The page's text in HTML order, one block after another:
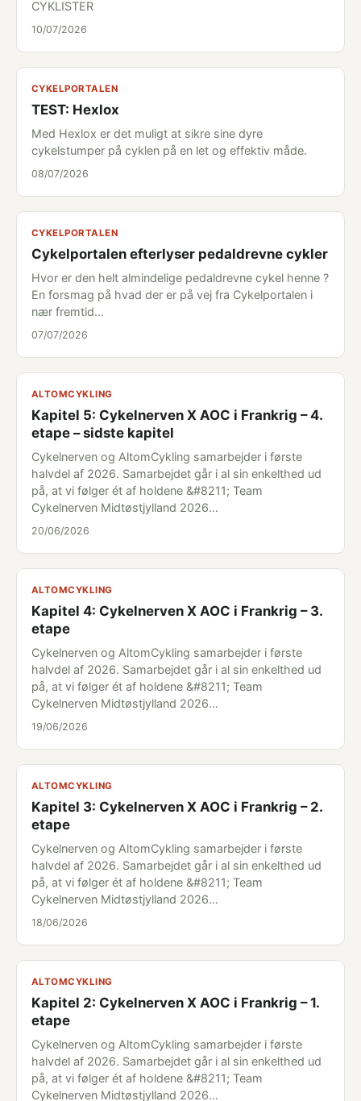
CYKLISTER
10/07/2026
CYKELPORTALEN
TEST: Hexlox
Med Hexlox er det muligt at sikre sine dyre
cykelstumper på cyklen på en let og effektiv måde.
08/07/2026
CYKELPORTALEN
Cykelportalen efterlyser pedaldrevne cykler
Hvor er den helt almindelige pedaldrevne cykel henne ?
En forsmag på hvad der er på vej fra Cykelportalen i
nær fremtid...
07/07/2026
ALTOMCYKLING
Kapitel 5: Cykelnerven X AOC i Frankrig – 4.
etape – sidste kapitel
Cykelnerven og AltomCykling samarbejder i første
halvdel af 2026. Samarbejdet går i al sin enkelthed ud
på, at vi følger ét af holdene &#8211; Team
Cykelnerven Midtøstjylland 2026…
20/06/2026
ALTOMCYKLING
Kapitel 4: Cykelnerven X AOC i Frankrig – 3.
etape
Cykelnerven og AltomCykling samarbejder i første
halvdel af 2026. Samarbejdet går i al sin enkelthed ud
på, at vi følger ét af holdene &#8211; Team
Cykelnerven Midtøstjylland 2026…
19/06/2026
ALTOMCYKLING
Kapitel 3: Cykelnerven X AOC i Frankrig – 2.
etape
Cykelnerven og AltomCykling samarbejder i første
halvdel af 2026. Samarbejdet går i al sin enkelthed ud
på, at vi følger ét af holdene &#8211; Team
Cykelnerven Midtøstjylland 2026…
18/06/2026
ALTOMCYKLING
Kapitel 2: Cykelnerven X AOC i Frankrig – 1.
etape
Cykelnerven og AltomCykling samarbejder i første
halvdel af 2026. Samarbejdet går i al sin enkelthed ud
på, at vi følger ét af holdene &#8211; Team
Cykelnerven Midtøstjylland 2026…